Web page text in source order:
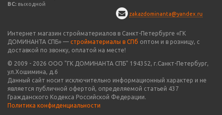
ВС: выходной
zakazdominanta@yandex.ru
Интернет магазин стройматериалов в Санкт-Петербурге «ГК
ДОМИНАНТА СПБ» — стройматериалы в СПб оптом и в розницу, с
доставкой по звонку, оплатой на месте!
© 2009 - 2026 ООО "ГК ДОМИНАНТА СПБ" 194352, г.Санкт-Петербург,
ул.Хошимина, д.6
Данный сайт носит исключительно информационный характер и не
является публичной офертой, определяемой статьей 437
Гражданского Кодекса Российской Федерации.
Политика конфиденциальности